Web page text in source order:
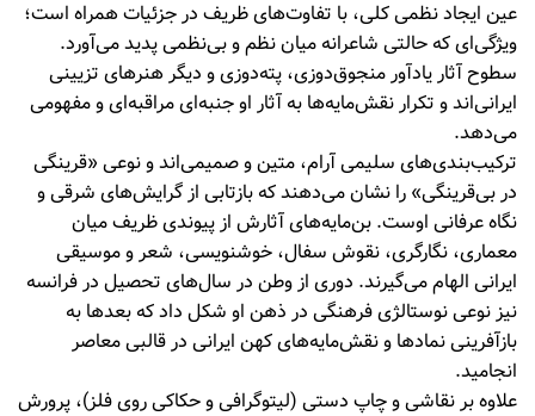
عین ایجاد نظمی کلی، با تفاوت‌های ظریف در جزئیات همراه است؛
ویژگی‌ای که حالتی شاعرانه میان نظم و بی‌نظمی پدید می‌آورد.
سطوح آثار یادآور منجوق‌دوزی، پته‌دوزی و دیگر هنرهای تزیینی
ایرانی‌اند و تکرار نقش‌مایه‌ها به آثار او جنبه‌ای مراقبه‌ای و مفهومی
می‌دهد.
ترکیب‌بندی‌های سلیمی آرام، متین و صمیمی‌اند و نوعی «قرینگی
در بی‌قرینگی» را نشان می‌دهند که بازتابی از گرایش‌های شرقی و
نگاه عرفانی اوست. بن‌مایه‌های آثارش از پیوندی ظریف میان
معماری، نگارگری، نقوش سفال، خوشنویسی، شعر و موسیقی
ایرانی الهام می‌گیرند. دوری از وطن در سال‌های تحصیل در فرانسه
نیز نوعی نوستالژی فرهنگی در ذهن او شکل داد که بعدها به
بازآفرینی نمادها و نقش‌مایه‌های کهن ایرانی در قالبی معاصر
انجامید.
علاوه بر نقاشی و چاپ دستی (لیتوگرافی و حکاکی روی فلز)، پرورش